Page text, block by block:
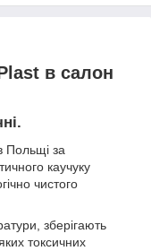
в салон
Польщі за
каучуку
чистого
зберігають
токсичних